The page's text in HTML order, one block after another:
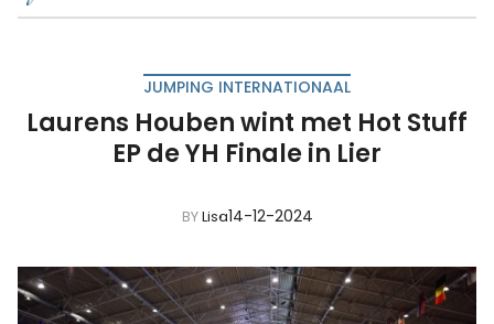
JUMPING INTERNATIONAAL
Laurens Houben wint met Hot Stuff
EP de YH Finale in Lier
BYLisa14-12-2024